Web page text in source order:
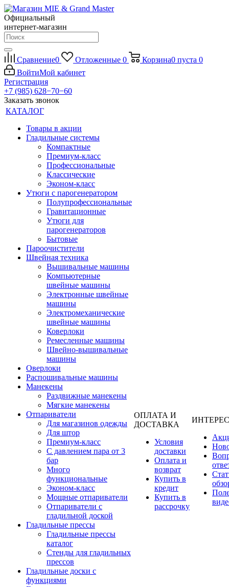
Официальный
интернет-магазин
Сравнение0 Отложенные 0 Корзина0 пуста 0
ВойтиМой кабинет
Регистрация
+7 (985) 628−70−60
Заказать звонок
КАТАЛОГ
Товары в акции
Гладильные системы
Компактные
Премиум-класс
Профессиональные
Классические
Эконом-класс
Утюги с парогенератором
Полупрофессиональные
Гравитационные
Утюги для
парогенераторов
Бытовые
Пароочистители
Швейная техника
Вышивальные машины
Компьютерные
швейные машины
Электронные швейные
машины
Электромеханические
швейные машины
Коверлоки
Ремесленные машины
Швейно-вышивальные
машины
Оверлоки
Распошивальные машины
Манекены
Раздвижные манекены
Мягкие манекены
Отпариватели
Для магазинов одежды
Для штор
Премиум-класс
С давлением пара от 3
бар
Много
функциональные
Эконом-класс
Мощные отпариватели
Отпариватели с
гладильной доской
Гладильные прессы
Гладильные прессы
каталог
Стенды для гладильных
прессов
Гладильные доски с
функциями
ОПЛАТА И
ДОСТАВКА
Условия
доставки
Оплата и
возврат
Купить в
кредит
Купить в
рассрочку